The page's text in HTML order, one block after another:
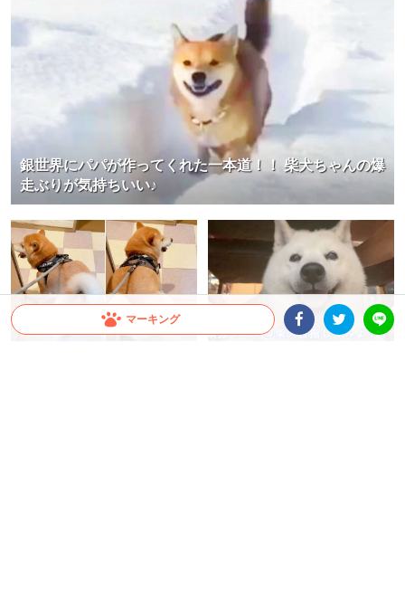
マーキング
銀世界にパパが作ってくれた一本道！！ 柴犬ちゃんの爆
走ぶりが気持ちいい♪